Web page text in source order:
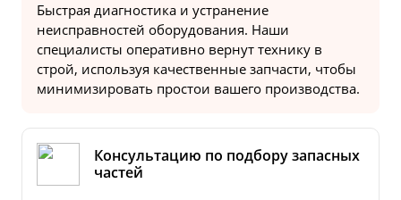
Быстрая диагностика и устранение
неисправностей оборудования. Наши
специалисты оперативно вернут технику в
строй, используя качественные запчасти, чтобы
минимизировать простои вашего производства.
Консультацию по подбору запасных
частей